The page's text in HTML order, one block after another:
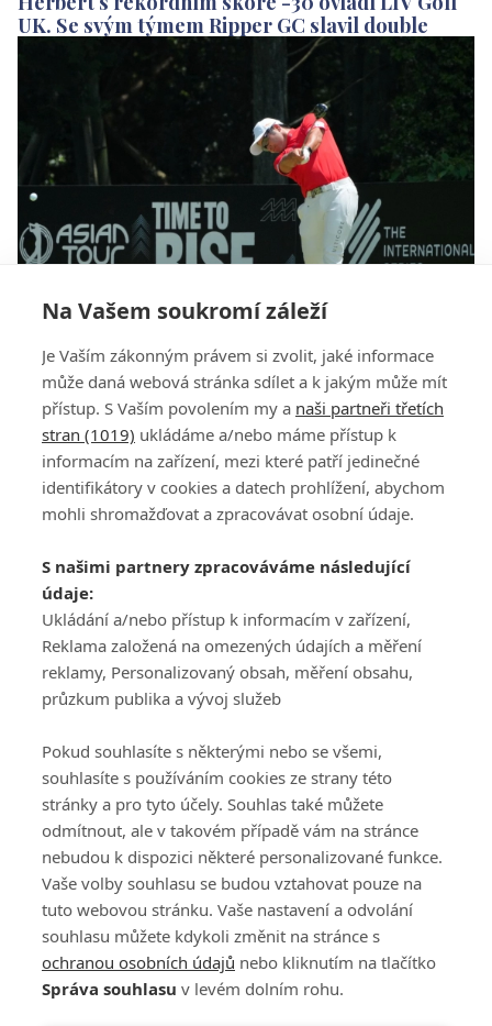
Na Vašem soukromí záleží
Je Vaším zákonným právem si zvolit, jaké informace
může daná webová stránka sdílet a k jakým může mít
přístup. S Vaším povolením my a naši partneři třetích
stran (1019) ukládáme a/nebo máme přístup k
informacím na zařízení, mezi které patří jedinečné
identifikátory v cookies a datech prohlížení, abychom
mohli shromažďovat a zpracovávat osobní údaje.
S našimi partnery zpracováváme následující
údaje:
Ukládání a/nebo přístup k informacím v zařízení,
Reklama založená na omezených údajích a měření
reklamy, Personalizovaný obsah, měření obsahu,
průzkum publika a vývoj služeb
Pokud souhlasíte s některými nebo se všemi,
souhlasíte s používáním cookies ze strany této
stránky a pro tyto účely. Souhlas také můžete
odmítnout, ale v takovém případě vám na stránce
nebudou k dispozici některé personalizované funkce.
Vaše volby souhlasu se budou vztahovat pouze na
tuto webovou stránku. Vaše nastavení a odvolání
souhlasu můžete kdykoli změnit na stránce s
ochranou osobních údajů nebo kliknutím na tlačítko
Správa souhlasu v levém dolním rohu.
UK. Se svým týmem Ripper GC slavil double
Asian Tour hází LIV Golf přes palubu. Vrací se ke
spolupráci s DP World Tour a PGA Tour
Všeobecné obchodní
podmínky služby
GolfExtra.cz Premium
Podmínky zpracování
osobních údajů při
GolfExtra
Ceník GolfExtra.cz
Premium
Doporučené odkazy
ATV CZ, s.r.o.
140 00 Praha 4
Editor
Honza Fait
+420 723 898 969
Obchod
Edita Hanušová
+420 724 150 784